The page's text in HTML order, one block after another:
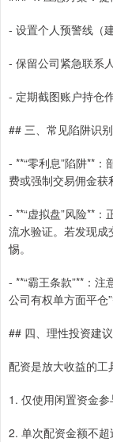
- 设置个人预警线（
- 保留公司紧急联系
- 定期截图账户持仓
## 三、常见陷阱识
- **“零利息”陷阱**
费或强制交易佣金获
- **“虚拟盘”风险**
流水验证。若发现
惕。
- **“霸王条款”**：注
公司有权单方面平仓”
## 四、理性投资建议
配资是放大收益的工
1. 仅使用闲置资金参
2. 单次配资金额不